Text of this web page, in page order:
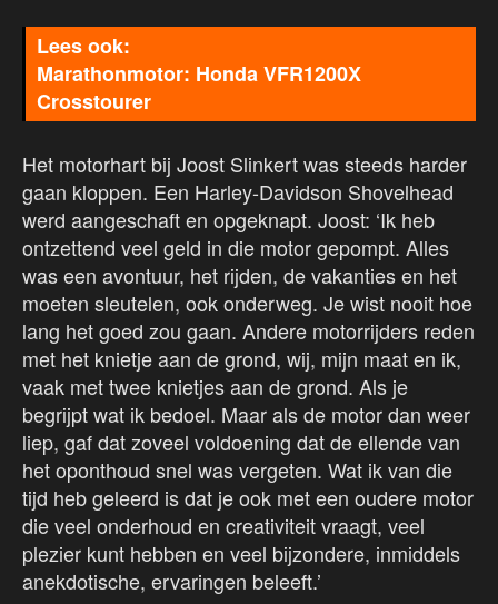
Marathonmotor: Honda VFR1200X
Crosstourer
Het motorhart bij Joost Slinkert was steeds harder
gaan kloppen. Een Harley-Davidson Shovelhead
werd aangeschaft en opgeknapt. Joost: ‘Ik heb
ontzettend veel geld in die motor gepompt. Alles
was een avontuur, het rijden, de vakanties en het
moeten sleutelen, ook onderweg. Je wist nooit hoe
lang het goed zou gaan. Andere motorrijders reden
met het knietje aan de grond, wij, mijn maat en ik,
vaak met twee knietjes aan de grond. Als je
begrijpt wat ik bedoel. Maar als de motor dan weer
liep, gaf dat zoveel voldoening dat de ellende van
het oponthoud snel was vergeten. Wat ik van die
tijd heb geleerd is dat je ook met een oudere motor
die veel onderhoud en creativiteit vraagt, veel
plezier kunt hebben en veel bijzondere, inmiddels
anekdotische, ervaringen beleeft.’